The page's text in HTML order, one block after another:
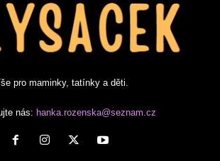
pro maminky, tatínky a děti.
nás: hanka.rozenska@seznam.cz